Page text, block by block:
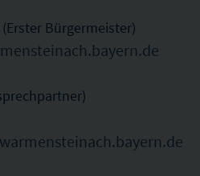
Bürgermeister)